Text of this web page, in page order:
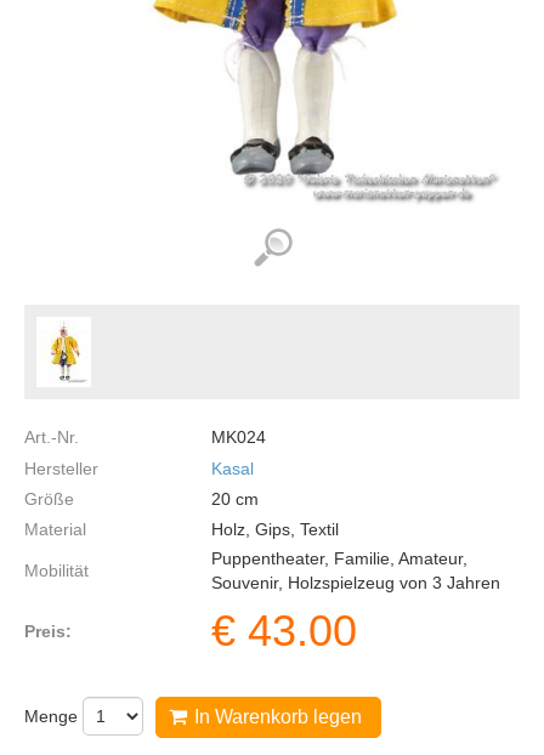
Art.-Nr.
MK024
Hersteller
Kasal
Größe
20 cm
Material
Holz, Gips, Textil
Mobilität
Puppentheater, Familie, Amateur,
Souvenir, Holzspielzeug von 3 Jahren
Preis: € 43.00
Menge In Warenkorb legen